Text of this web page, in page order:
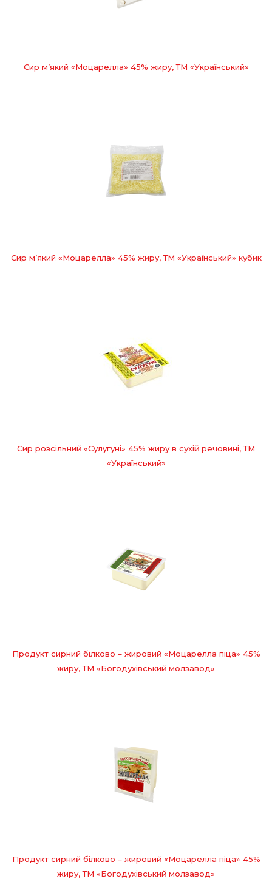
Сир м’який «Моцарелла» 45% жиру, ТМ «Український»
Сир м’який «Моцарелла» 45% жиру, ТМ «Український» кубик
Сир розсільний «Сулугуні» 45% жиру в сухій речовині, ТМ
«Український»
Продукт сирний білково – жировий «Моцарелла піца» 45%
жиру, ТМ «Богодухівський молзавод»
Продукт сирний білково – жировий «Моцарелла піца» 45%
жиру, ТМ «Богодухівський молзавод»